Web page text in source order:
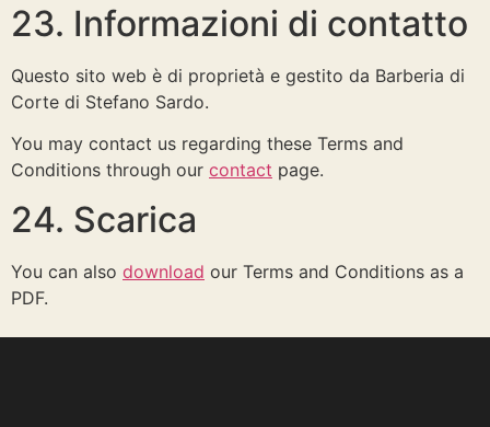
23. Informazioni di contatto
Questo sito web è di proprietà e gestito da Barberia di
Corte di Stefano Sardo.
You may contact us regarding these Terms and
Conditions through our contact page.
24. Scarica
You can also download our Terms and Conditions as a
PDF.